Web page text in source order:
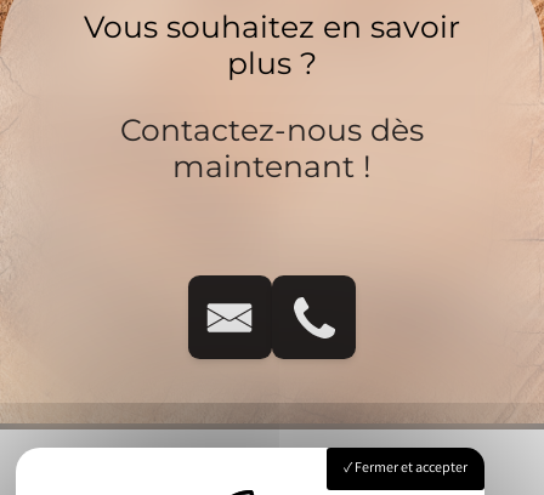
Vous souhaitez en savoir
plus ?
Contactez-nous dès
maintenant !
Fermer et accepter